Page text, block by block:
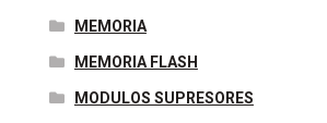
MEMORIA
MEMORIA FLASH
MODULOS SUPRESORES